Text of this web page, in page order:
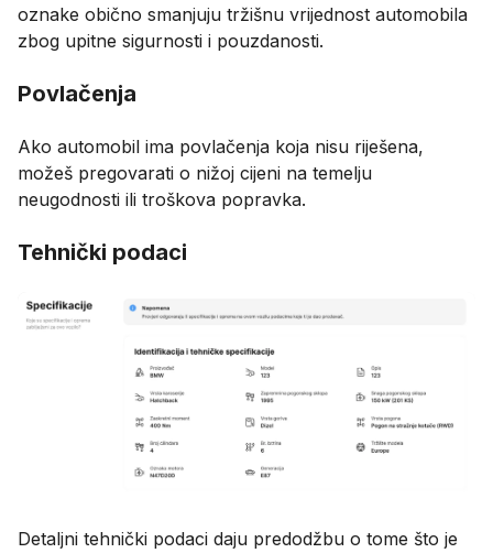
oznake obično smanjuju tržišnu vrijednost automobila
zbog upitne sigurnosti i pouzdanosti.
Povlačenja
Ako automobil ima povlačenja koja nisu riješena,
možeš pregovarati o nižoj cijeni na temelju
neugodnosti ili troškova popravka.
Tehnički podaci
Detaljni tehnički podaci daju predodžbu o tome što je